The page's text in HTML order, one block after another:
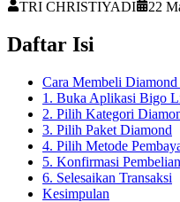
TRI CHRISTIYADI 22
Daftar Isi
Cara Membeli
1. Buka Aplikasi Bigo
2. Pilih Kategori
3. Pilih Paket Diamond
4. Pilih Metode
5. Konfirmasi Pembelian
6. Selesaikan Transaksi
Kesimpulan